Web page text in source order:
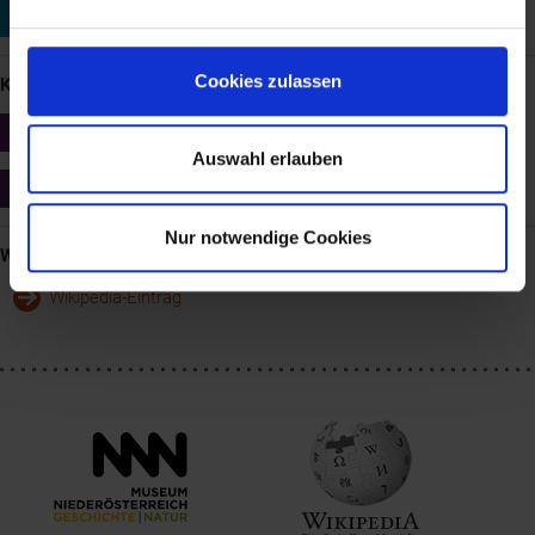
Cookies zulassen
Auswahl erlauben
Nur notwendige Cookies
Eiserner Vorhang im Festspielhaus
KUNST: 2 Links
Probstdorf - Projekt für das Feuerwehrhaus (1995 bis 1997)
Eva Schlegel
Weblinks
Wikipedia-Eintrag